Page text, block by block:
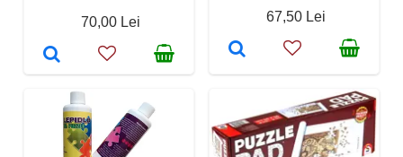
70,00 Lei
67,50 Lei